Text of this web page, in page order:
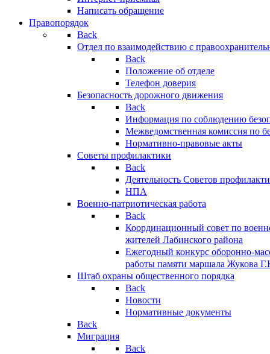
Написать обращение
Правопорядок
Back
Отдел по взаимодействию с
Back
Положение об отделе
Телефон доверия
Безопасность дорожного движения
Back
Информация по соблюдению
Межведомственная комиссия по
Нормативно-правовые акты
Советы профилактики
Back
Деятельность Советов
НПА
Военно-патриотическая работа
Back
Координационный совет по
жителей Лабинского района
Ежегодный конкурс оборонно-
работы памяти маршала Жукова
Штаб охраны общественного порядка
Back
Новости
Нормативные документы
Back
Миграция
Back